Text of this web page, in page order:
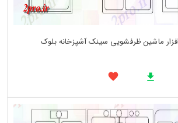
ماشین ظرفشویی سینک آشپزخانه بلوک